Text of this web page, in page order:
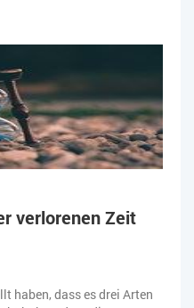
verlorenen Zeit
haben, dass es drei Arten